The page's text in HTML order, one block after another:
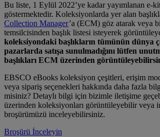
Bu liste, 1 Eylül 2022’ye kadar yayımlanan e-
göstermektedir. Koleksiyonlarda yer alan
Collection Manager’a (ECM) göz atarak veya
temsilcisinden başlık listesi isteyerek
koleksiyondaki başlıkların tümünün dünya
pazarlarda satışa sunulmadığını lütfen
başlıkları ECM üzerinden
EBSCO eBooks koleksiyon çeşitleri, erişim
veya sipariş seçenekleri hakkında daha fazla
misiniz? Detaylı bilgi için bizimle iletişime
üzerinden koleksiyonları görüntüleyebilir veya
broşürümüzü inceleyebilirsiniz.
Broşürü İnceleyin